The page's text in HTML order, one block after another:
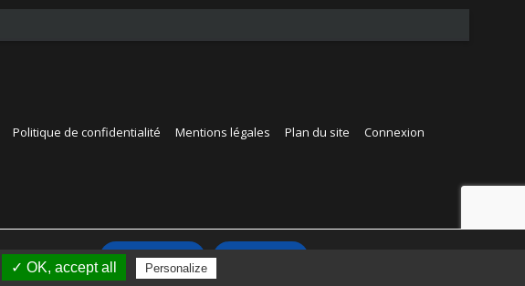
Politique de confidentialité Mentions légales Plan du site Connexion
réglages. Accepter
✓ OK, accept all Personalize